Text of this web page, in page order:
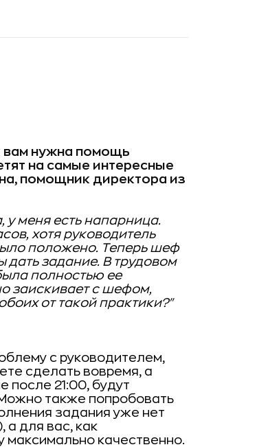
вам нужна помощь
на самые интересные
помощник директора из
меня есть напарница.
хотя руководитель
положено. Теперь шеф
дать задание. В трудовом
полностью ее
заискивает с шефом,
от такой практики?"
с руководителем,
сделать вовремя, а
после 21:00, будут
также попробовать
задания уже нет
а для вас, как
максимально качественно.